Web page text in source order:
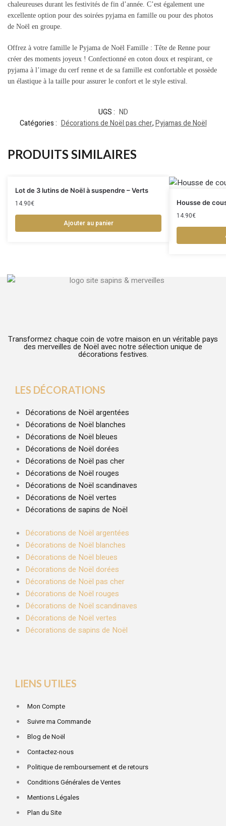
chaleureuses durant les festivités de fin d’année. C’est également une
excellente option pour des soirées pyjama en famille ou pour des photos
de Noël en groupe.
Offrez à votre famille le Pyjama de Noël Famille : Tête de Renne pour
créer des moments joyeux ! Confectionné en coton doux et respirant, ce
pyjama à l’image du cerf renne et de sa famille est confortable et possède
un élastique à la taille pour assurer le confort et le style estival.
UGS : ND
Catégories : Décorations de Noël pas cher,Pyjamas de Noël
PRODUITS SIMILAIRES
Lot de 3 lutins de Noël à suspendre – Verts
14.90€
Ajouter au panier
Housse de
14.90€
Transformez chaque coin de votre maison en un véritable pays
des merveilles de Noël avec notre sélection unique de
décorations festives.
LES DÉCORATIONS
Décorations de Noël argentées
Décorations de Noël blanches
Décorations de Noël bleues
Décorations de Noël dorées
Décorations de Noël pas cher
Décorations de Noël rouges
Décorations de Noël scandinaves
Décorations de Noël vertes
Décorations de sapins de Noël
Décorations de Noël argentées
Décorations de Noël blanches
Décorations de Noël bleues
Décorations de Noël dorées
Décorations de Noël pas cher
Décorations de Noël rouges
Décorations de Noël scandinaves
Décorations de Noël vertes
Décorations de sapins de Noël
LIENS UTILES
Mon Compte
Suivre ma Commande
Blog de Noël
Contactez-nous
Politique de remboursement et de retours
Conditions Générales de Ventes
Mentions Légales
Plan du Site